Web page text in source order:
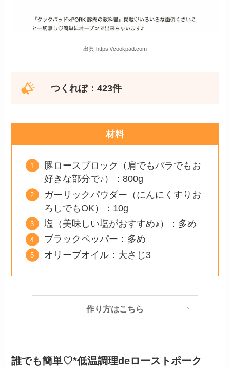
出典:https://cookpad.com
つくれぽ： 423件
材料
豚ロースブロック（肩でもバラでもお
好きな部分で♪）：800g
ガーリックパウダー（にんにくすりお
ろしでもOK）：10g
塩（美味しい塩がおすすめ♪）：多め
ブラックペッパー：多め
オリーブオイル：大さじ3
作り方はこちら
誰でも簡単♡*低温調理deローストポーク